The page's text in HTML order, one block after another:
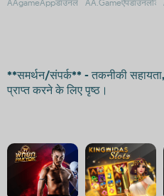
प्लेटफॉर्म
प्लेटफ़ॉर्म पर आसान
**समर्थन/संपर्क** - तकनीकी
प्राप्त करने के लिए पृष्ठ।